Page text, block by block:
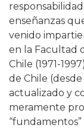
enseñanzas
venido
en la Facultad
Chile (1971-
de Chile
actualizado y
meramente